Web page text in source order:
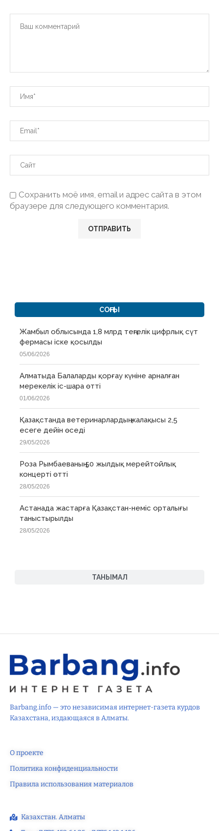
Сохранить моё имя, email и адрес сайта в этом
браузере для следующего комментария.
СОҢҒЫ
ТАНЫМАЛ
Жамбыл облысында 1,8 млрд теңгелік цифрлық сүт
фермасы іске қосылды
05/06/2026
Алматыда Балаларды қорғау күніне арналған
мерекелік іс-шара өтті
01/06/2026
Қазақстанда ветеринарлардың жалақысы 2,5
есеге дейін өседі
29/05/2026
Роза Рымбаеваның 50 жылдық мерейтойлық
концерті өтті
28/05/2026
Астанада жастарға Қазақстан-неміс орталығы
таныстырылды
28/05/2026
Barbang.info — это независимая интернет-газета курдов
Казахстана, издающаяся в Алматы.
О проекте
Политика конфиденциальности
Правила использования материалов
Казахстан. Алматы